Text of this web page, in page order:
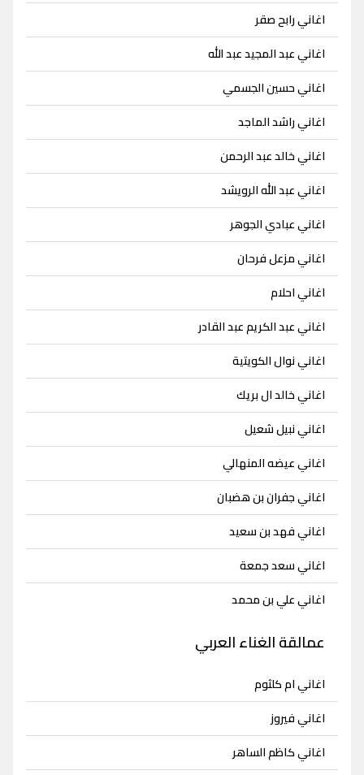
اغاني رابح صقر
اغاني عبد المجيد عبد الله
اغاني حسين الجسمي
اغاني راشد الماجد
اغاني خالد عبد الرحمن
اغاني عبد الله الرويشد
اغاني عبادي الجوهر
اغاني مزعل فرحان
اغاني احلام
اغاني عبد الكريم عبد القادر
اغاني نوال الكويتية
اغاني خالد ال بريك
اغاني نبيل شعيل
اغاني عيضه المنهالي
اغاني جفران بن هضبان
اغاني فهد بن سعيد
اغاني سعد جمعة
اغاني علي بن محمد
عمالقة الغناء العربي
اغاني ام كلثوم
اغاني فيروز
اغاني كاظم الساهر